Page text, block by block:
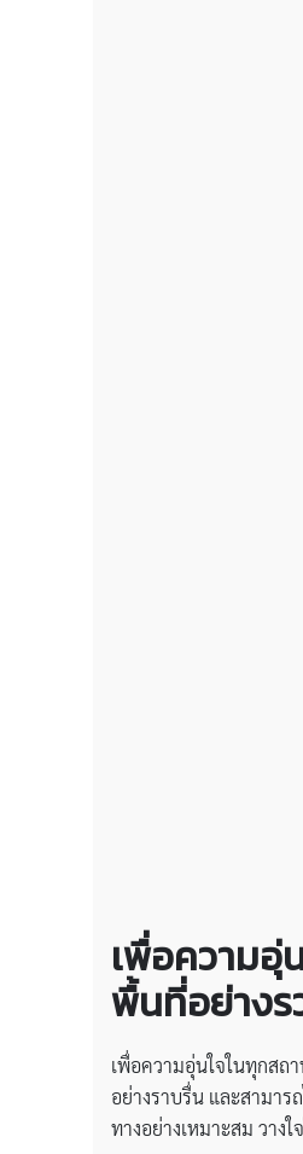
เพื่อความอุ่
พื้นที่อย่างร
เพื่อความอุ่นใจในทุกสถ
อย่างราบรื่น และสามา
ทางอย่างเหมาะสม วา